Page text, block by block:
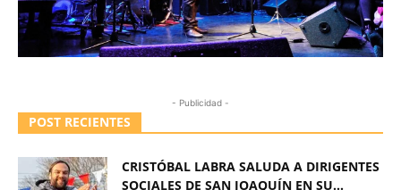
- Publicidad -
POST RECIENTES
CRISTÓBAL LABRA SALUDA A DIRIGENTES
SOCIALES DE SAN JOAQUÍN EN SU...